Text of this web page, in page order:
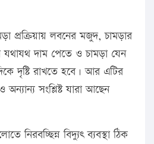
প্রক্রিয়ায় লবনের মজুদ, চামড়ার
যথাযথ দাম পেতে ও চামড়া যেন
দৃষ্টি রাখতে হবে। আর এটির
অন্যান্য সংশ্লিষ্ট যারা আছেন
নিরবচ্ছিন্ন বিদ্যুৎ ব্যবস্থা ঠিক